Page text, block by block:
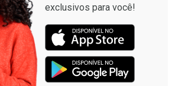
exclusivos para você!